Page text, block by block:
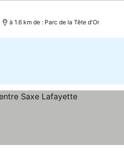
à 1.6 km de : Parc de la Tête d'Or